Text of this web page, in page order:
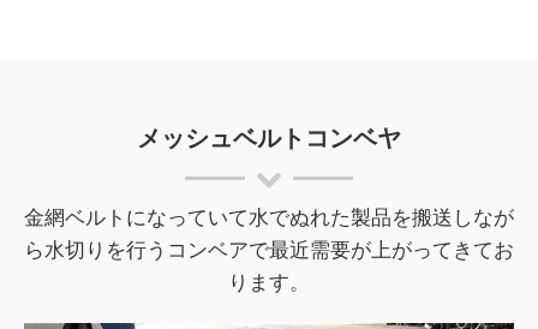
メッシュベルトコンベヤ
金網ベルトになっていて水でぬれた製品を搬送しなが
ら水切りを行うコンベアで最近需要が上がってきてお
ります。